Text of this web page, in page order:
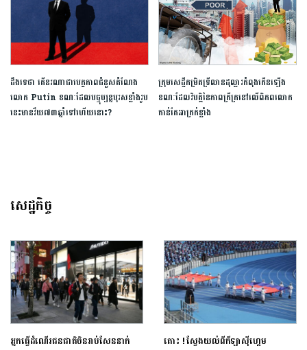
ដឹងទេថា តើនរណាជាបេក្ខភាពជំនួសតំណែង
លោក Putin ខណៈដែលបច្ចុប្បន្នបុរសខ្លាំងរូប
នេះមានវ័យ៧៣ឆ្នាំទៅហើយនោះ?
ក្រុមសេដ្ឋីកម្រិតទ្រីលានដុល្លារកំពុងកើនឡើង
ខណៈដែលវិបត្តិនៃភាពក្រីក្រនៅលើពិភពលោក
កាន់តែអាក្រក់ខ្លាំង
សេដ្ឋកិច្ច
អ្នកធ្វើដំណើរជនជាតិចិនរាប់សែននាក់
តោះ ! ស្វែងយល់ពីកីឡាស៊ីហ្គេម